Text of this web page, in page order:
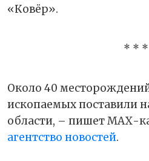
«Ковёр».
* * *
Около 40
ископаемых поставили
области, – пишет МАХ-
агентство новостей.